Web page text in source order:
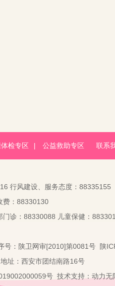
检专区 | 公益救助专区 联系
行风建设、服务态度：88335155
费：88330130
诊：88330088 儿童保健：
：陕卫网审[2010]第0081号
陕
址：西安市团结南路16号
号 技术支持： 动力无